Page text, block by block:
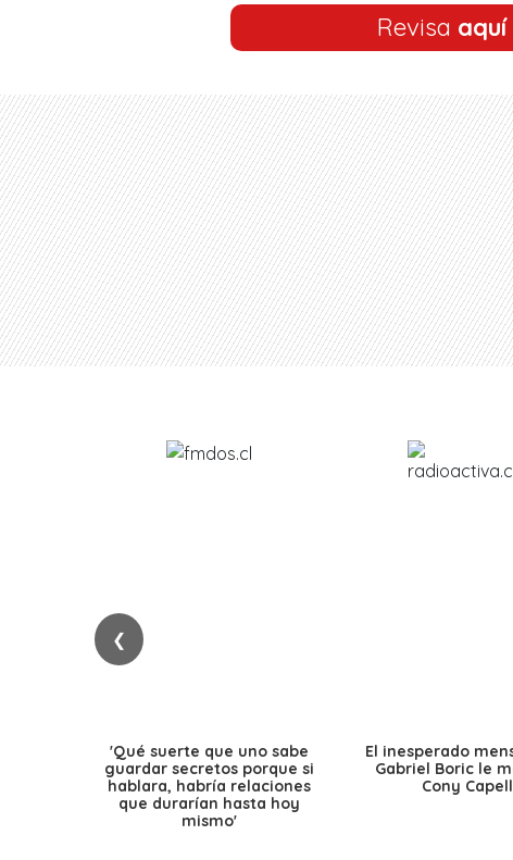
Revisa
❮
'Qué suerte que uno sabe
guardar secretos porque si
hablara, habría relaciones
que durarían hasta hoy
mismo'
El inesperado
Gabriel Boric le
Cony